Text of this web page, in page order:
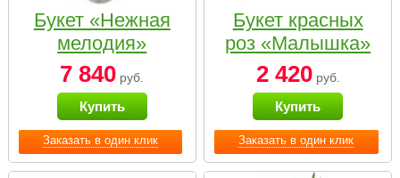
Заказать в один клик
Букет «Нежная
мелодия»
7 840 руб.
Купить
Заказать в один клик
Букет красных
роз «Малышка»
2 420руб.
Купить